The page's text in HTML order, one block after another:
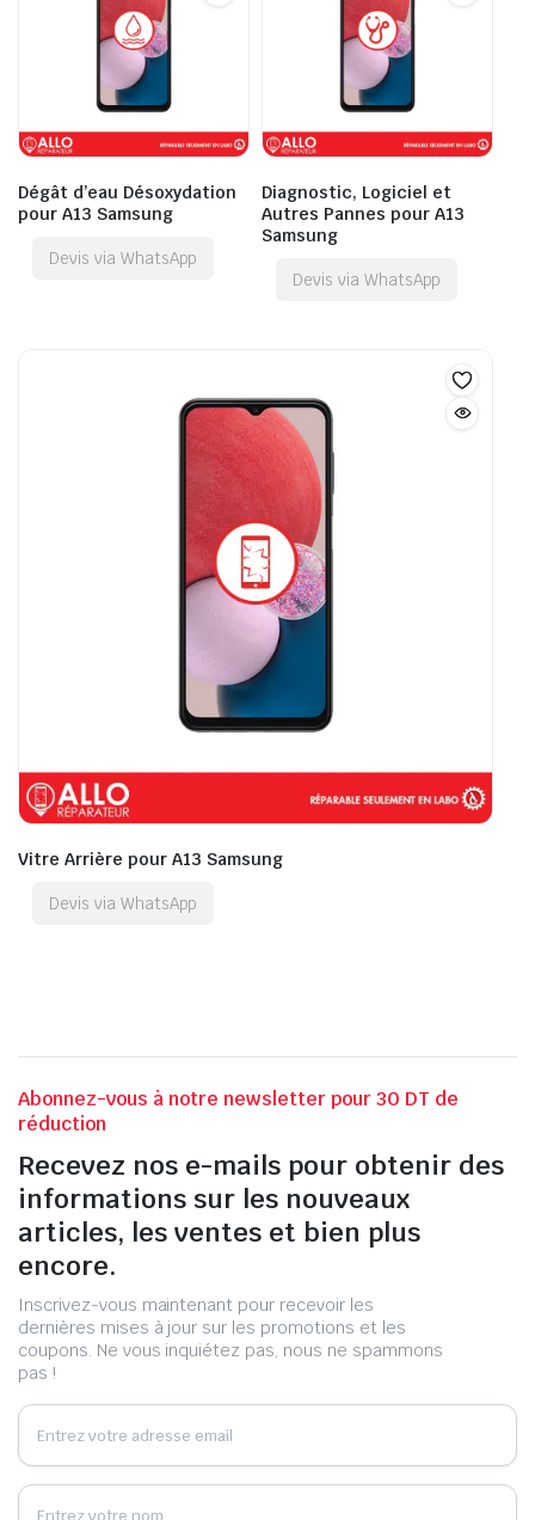
Dégât d’eau Désoxydation
pour A13 Samsung
Devis via WhatsApp
Diagnostic, Logiciel et
Autres Pannes pour A13
Samsung
Devis via WhatsApp
Vitre Arrière pour A13 Samsung
Devis via WhatsApp
Abonnez-vous à notre newsletter pour 30 DT de
réduction
Recevez nos e-mails pour obtenir des
informations sur les nouveaux
articles, les ventes et bien plus
encore.
Inscrivez-vous maintenant pour recevoir les
dernières mises à jour sur les promotions et les
coupons. Ne vous inquiétez pas, nous ne spammons
pas !